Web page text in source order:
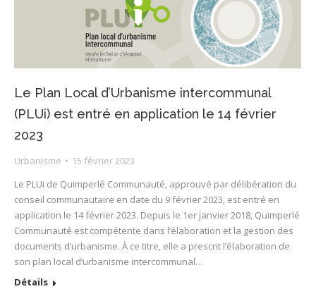
Le Plan Local d’Urbanisme intercommunal
(PLUi) est entré en application le 14 février
2023
Urbanisme
15 février 2023
Le PLUi de Quimperlé Communauté, approuvé par délibération du
conseil communautaire en date du 9 février 2023, est entré en
application le 14 février 2023. Depuis le 1er janvier 2018, Quimperlé
Communauté est compétente dans l’élaboration et la gestion des
documents d’urbanisme. À ce titre, elle a prescrit l’élaboration de
son plan local d’urbanisme intercommunal…
Détails